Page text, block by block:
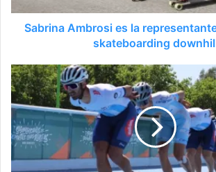
Sabrina Ambrosi es la
skateboarding